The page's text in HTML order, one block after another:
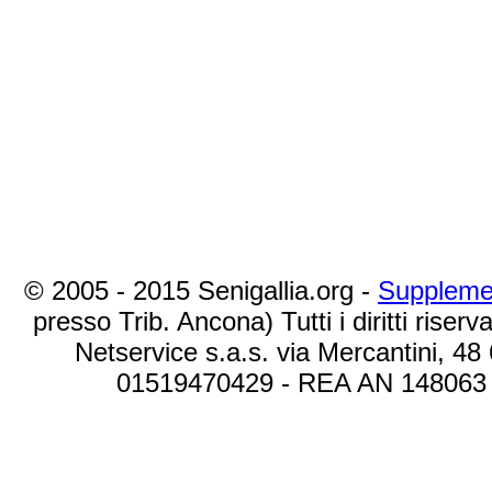
© 2005 - 2015 Senigallia.org -
presso Trib. Ancona) Tutti i diritti
Netservice s.a.s. via Mercantini,
01519470429 - REA AN